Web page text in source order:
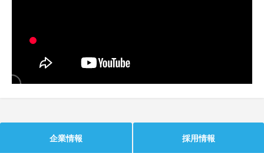
企業情報 採用情報